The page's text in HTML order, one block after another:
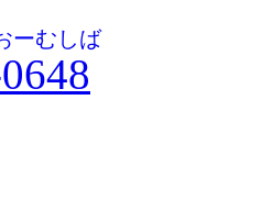
0648
ーむしば